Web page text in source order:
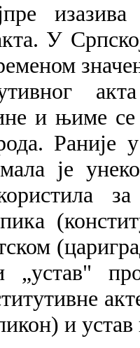
У
и њиме
је
„устав"
и